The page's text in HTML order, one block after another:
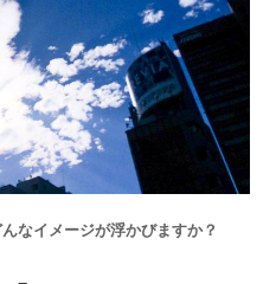
なイメージが浮かびますか？